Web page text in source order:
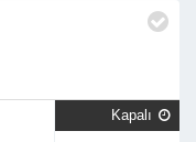
Kapalı 